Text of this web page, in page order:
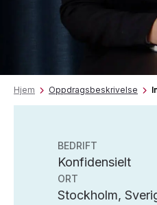
Hjem Oppdragsbeskrivelse
BEDRIFT
Konfidensielt
ORT
Stockholm,